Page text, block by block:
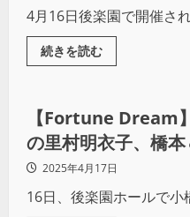
4月16日後楽園で開催さ
続きを読む
プロレス
【Fortune Dream
の里村明衣子、橋
後の最後まで試合が
ます」
2025年4月17日
16日、後楽園ホールで小